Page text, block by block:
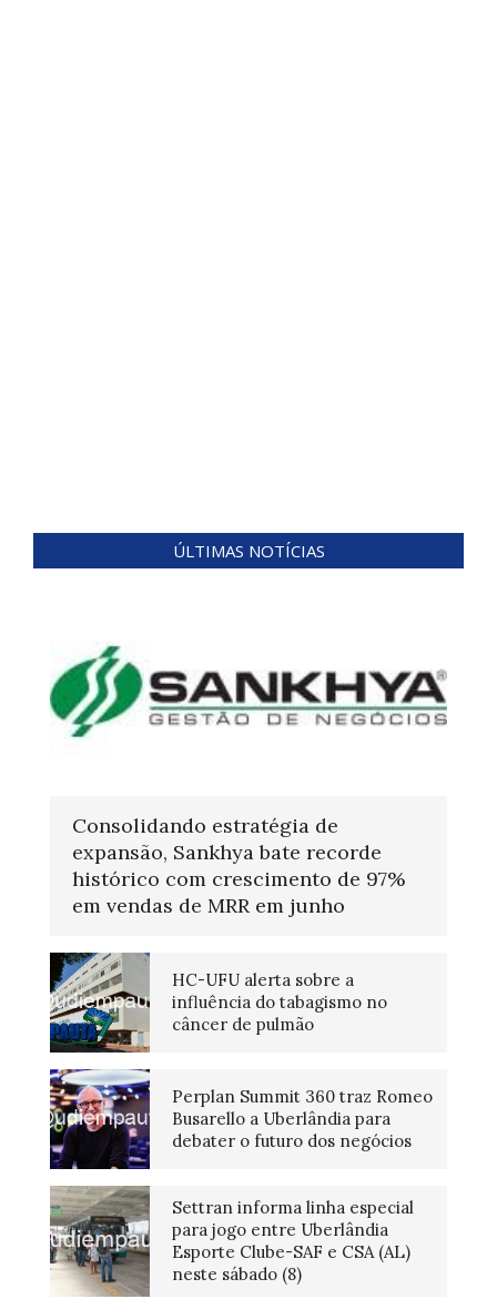
ÚLTIMAS NOTÍCIAS
Consolidando estratégia de
expansão, Sankhya bate recorde
histórico com crescimento de 97%
em vendas de MRR em junho
HC-UFU alerta sobre a
influência do tabagismo no
câncer de pulmão
Perplan Summit 360 traz Romeo
Busarello a Uberlândia para
debater o futuro dos negócios
Settran informa linha especial
para jogo entre Uberlândia
Esporte Clube-SAF e CSA (AL)
neste sábado (8)